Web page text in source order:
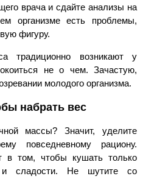
врача и сдайте анализы на
организме есть проблемы,
фигуру.
традиционно возникают у
не о чем. Зачастую,
молодого организма.
набрать вес
массы? Значит, уделите
повседневному рациону.
в том, чтобы кушать только
сладости. Не шутите со